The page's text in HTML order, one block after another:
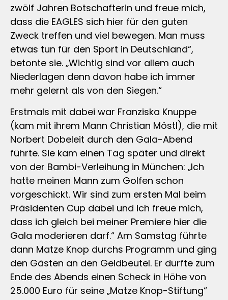
zwölf Jahren Botschafterin und freue mich,
dass die EAGLES sich hier für den guten
Zweck treffen und viel bewegen. Man muss
etwas tun für den Sport in Deutschland“,
betonte sie. „Wichtig sind vor allem auch
Niederlagen denn davon habe ich immer
mehr gelernt als von den Siegen.“
Erstmals mit dabei war Franziska Knuppe
(kam mit ihrem Mann Christian Möstl), die mit
Norbert Dobeleit durch den Gala-Abend
führte. Sie kam einen Tag später und direkt
von der Bambi-Verleihung in München: „Ich
hatte meinen Mann zum Golfen schon
vorgeschickt. Wir sind zum ersten Mal beim
Präsidenten Cup dabei und ich freue mich,
dass ich gleich bei meiner Premiere hier die
Gala moderieren darf.“ Am Samstag führte
dann Matze Knop durchs Programm und ging
den Gästen an den Geldbeutel. Er durfte zum
Ende des Abends einen Scheck in Höhe von
25.000 Euro für seine „Matze Knop-Stiftung“